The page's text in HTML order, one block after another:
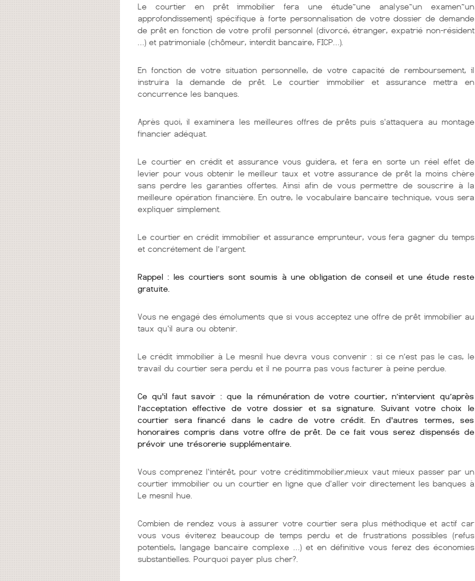
Le courtier en prêt immobilier fera une étude~une analyse~un examen~un
approfondissement} spécifique à forte personnalisation de votre dossier de demande
de prêt en fonction de votre profil personnel (divorcé, étranger, expatrié non-résident
…) et patrimoniale (chômeur, interdit bancaire, FICP…).
En fonction de votre situation personnelle, de votre capacité de remboursement, il
instruira la demande de prêt. Le courtier immobilier et assurance mettra en
concurrence les banques.
Après quoi, il examinera les meilleures offres de prêts puis s'attaquera au montage
financier adéquat.
Le courtier en crédit et assurance vous guidera, et fera en sorte un réel effet de
levier pour vous obtenir le meilleur taux et votre assurance de prêt la moins chère
sans perdre les garanties offertes. Ainsi afin de vous permettre de souscrire à la
meilleure opération financière. En outre, le vocabulaire bancaire technique, vous sera
expliquer simplement.
Le courtier en crédit immobilier et assurance emprunteur, vous fera gagner du temps
et concrétement de l’argent.
Rappel : les courtiers sont soumis à une obligation de conseil et une étude reste
gratuite.
Vous ne engagé des émoluments que si vous acceptez une offre de prêt immobilier au
taux qu'il aura ou obtenir.
Le crédit immobilier à Le mesnil hue devra vous convenir : si ce n’est pas le cas, le
travail du courtier sera perdu et il ne pourra pas vous facturer à peine perdue.
Ce qu'il faut savoir : que la rémunération de votre courtier, n’intervient qu’après
l’acceptation effective de votre dossier et sa signature. Suivant votre choix le
courtier sera financé dans le cadre de votre crédit. En d'autres termes, ses
honoraires compris dans votre offre de prêt. De ce fait vous serez dispensés de
prévoir une trésorerie supplémentaire.
Vous comprenez l'intérêt, pour votre créditimmobilier,mieux vaut mieux passer par un
courtier immobilier ou un courtier en ligne que d'aller voir directement les banques à
Le mesnil hue.
Combien de rendez vous à assurer votre courtier sera plus méthodique et actif car
vous vous éviterez beaucoup de temps perdu et de frustrations possibles (refus
potentiels, langage bancaire complexe …) et en définitive vous ferez des économies
substantielles. Pourquoi payer plus cher?.